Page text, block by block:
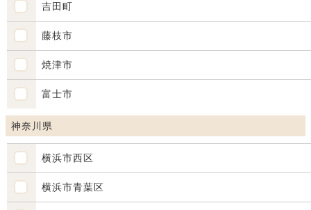
吉田町
藤枝市
焼津市
富士市
神奈川県
横浜市西区
横浜市青葉区